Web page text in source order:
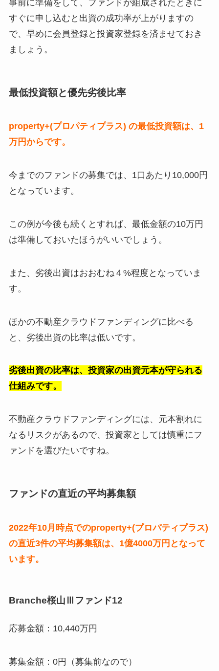
事前に準備をして、ファンドが組成されたときに
すぐに申し込むと出資の成功率が上がりますの
で、早めに会員登録と投資家登録を済ませておき
ましょう。
最低投資額と優先劣後比率
property+(プロパティプラス) の最低投資額は、1
万円からです。
今までのファンドの募集では、1口あたり10,000円
となっています。
この例が今後も続くとすれば、最低金額の10万円
は準備しておいたほうがいいでしょう。
また、劣後出資はおおむね４%程度となっていま
す。
ほかの不動産クラウドファンディングに比べる
と、劣後出資の比率は低いです。
劣後出資の比率は、投資家の出資元本が守られる
仕組みです。
不動産クラウドファンディングには、元本割れに
なるリスクがあるので、投資家としては慎重にフ
ァンドを選びたいですね。
ファンドの直近の平均募集額
2022年10月時点でのproperty+(プロパティプラス)
の直近3件の平均募集額は、1億4000万円となって
います。
Branche桜山Ⅲファンド12
応募金額：10,440万円
募集金額：0円（募集前なので）